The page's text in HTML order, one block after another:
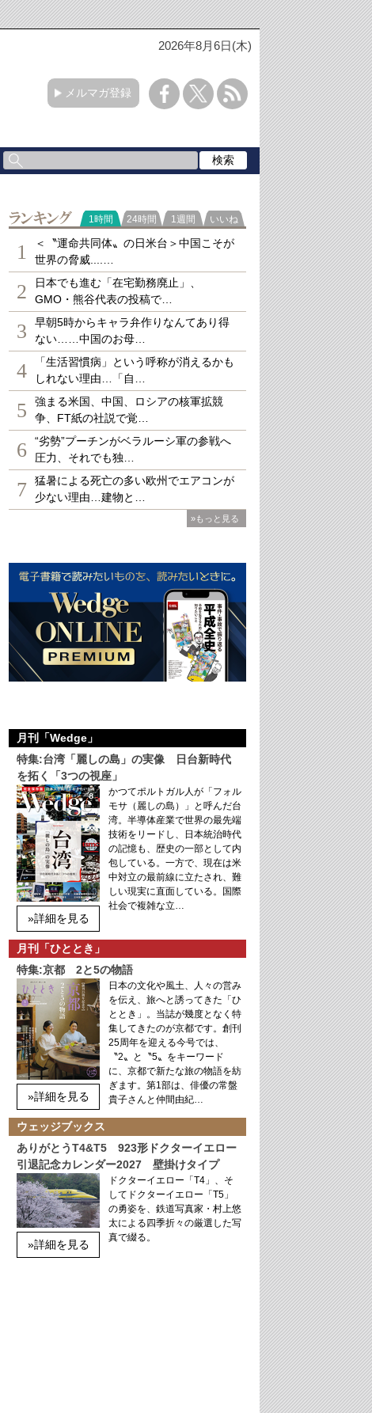
2026年8月6日(木)
メルマガ登録
ランキング
1時間 24時間 1週間 いいね
1
＜〝運命共同体〟の日米台＞中国こそが
世界の脅威....…
2
日本でも進む「在宅勤務廃止」、
GMO・熊谷代表の投稿で…
3
早朝5時からキャラ弁作りなんてあり得
ない……中国のお母…
4
「生活習慣病」という呼称が消えるかも
しれない理由…「自…
5
強まる米国、中国、ロシアの核軍拡競
争、FT紙の社説で覚…
6
“劣勢”プーチンがベラルーシ軍の参戦へ
圧力、それでも独…
7
猛暑による死亡の多い欧州でエアコンが
少ない理由…建物と…
»もっと見る
月刊「Wedge」
特集:台湾「麗しの島」の実像 日台新時代
を拓く「3つの視座」
»詳細を見る
かつてポルトガル人が「フォル
モサ（麗しの島）」と呼んだ台
湾。半導体産業で世界の最先端
技術をリードし、日本統治時代
の記憶も、歴史の一部として内
包している。一方で、現在は米
中対立の最前線に立たされ、難
しい現実に直面している。国際
社会で複雑な立…
月刊「ひととき」
特集:京都 2と5の物語
»詳細を見る
日本の文化や風土、人々の営み
を伝え、旅へと誘ってきた「ひ
ととき」。当誌が幾度となく特
集してきたのが京都です。創刊
25周年を迎える今号では、
〝2〟と〝5〟をキーワード
に、京都で新たな旅の物語を紡
ぎます。第1部は、俳優の常盤
貴子さんと仲間由紀…
ウェッジブックス
ありがとうT4&T5 923形ドクターイエロー
引退記念カレンダー2027 壁掛けタイプ
»詳細を見る
ドクターイエロー「T4」、そ
してドクターイエロー「T5」
の勇姿を、鉄道写真家・村上悠
太による四季折々の厳選した写
真で綴る。